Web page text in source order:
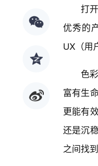
打
优秀的
UX（用
色
富有生
更能有
还是沉
之间找